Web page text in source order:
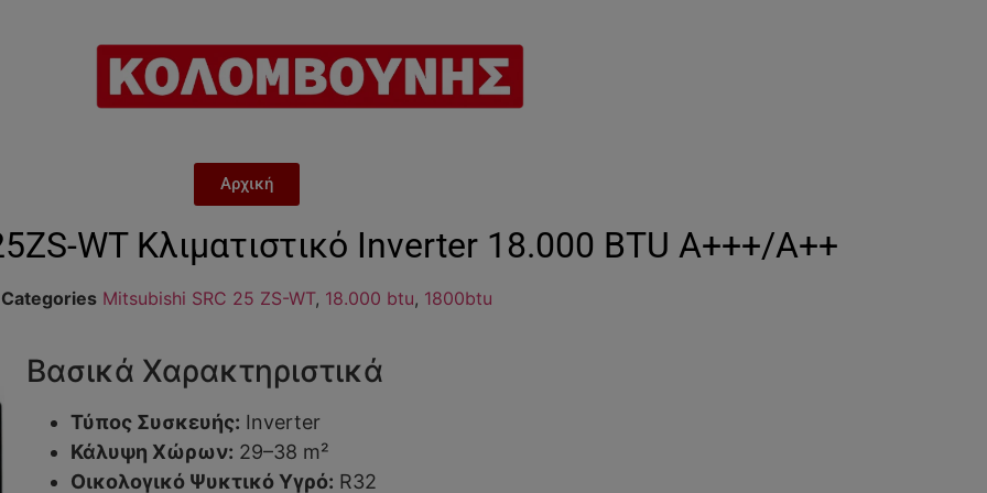
Αρχική
WT Κλιματιστικό Inverter 18.000 BTU A+++/A++
Categories Mitsubishi SRC 25 ZS-WT, 18.000 btu, 1800btu
Βασικά Χαρακτηριστικά
Τύπος Συσκευής: Inverter
Κάλυψη Χώρων: 29–38 m²
Οικολογικό Ψυκτικό Υγρό: R32